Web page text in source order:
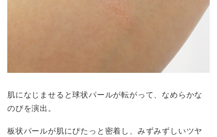
肌になじませると球状パールが転がって、なめらかな
のびを演出。
板状パールが肌にぴたっと密着し、みずみずしいツヤ